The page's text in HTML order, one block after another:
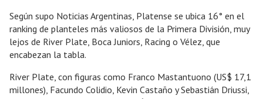
Según supo Noticias Argentinas, Platense se ubica 16° en el
ranking de planteles más valiosos de la Primera División, muy
lejos de River Plate, Boca Juniors, Racing o Vélez, que
encabezan la tabla.
River Plate, con figuras como Franco Mastantuono (US$ 17,1
millones), Facundo Colidio, Kevin Castaño y Sebastián Driussi,